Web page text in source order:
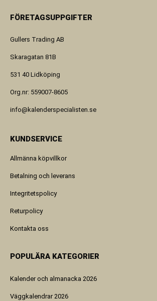
FÖRETAGSUPPGIFTER
Gullers Trading AB
Skaragatan 81B
531 40 Lidköping
Org.nr: 559007-8605
info@kalenderspecialisten.se
KUNDSERVICE
Allmänna köpvillkor
Betalning och leverans
Integritetspolicy
Returpolicy
Kontakta oss
POPULÄRA KATEGORIER
Kalender och almanacka 2026
Väggkalendrar 2026